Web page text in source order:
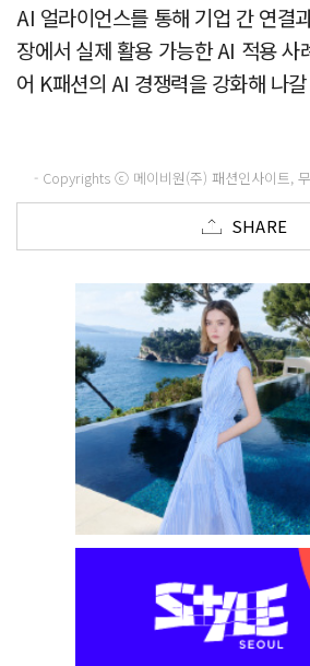
AI 얼라이언스를 통해 기업 간 연결
장에서 실제 활용 가능한 AI 적용 사
어 K패션의 AI 경쟁력을 강화해 나
- Copyrights ⓒ 메이비원(주) 패션인사이트,
SHARE